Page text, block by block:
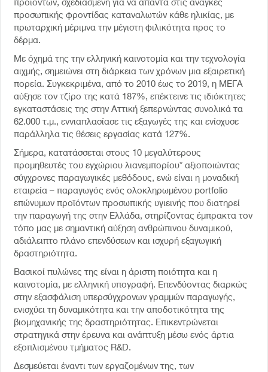
προσωπικής φροντίδας καταναλωτών κάθε ηλικίας, με
πρωταρχική μέριμνα την μέγιστη φιλικότητα προς το
δέρμα.
Με όχημά της την ελληνική καινοτομία και την τεχνολογία
αιχμής, σημειώνει στη διάρκεια των χρόνων μια εξαιρετική
πορεία. Συγκεκριμένα, από το 2010 έως το 2019, η ΜΕΓΑ
αύξησε τον τζίρο της κατά 187%, επέκτεινε τις ιδιόκτητες
εγκαταστάσεις της στην Αττική ξεπερνώντας συνολικά τα
62.000 τ.μ., εννιαπλασίασε τις εξαγωγές της και ενίσχυσε
παράλληλα τις θέσεις εργασίας κατά 127%.
Σήμερα, κατατάσσεται στους 10 μεγαλύτερους
προμηθευτές του εγχώριου λιανεμπορίου* αξιοποιώντας
σύγχρονες παραγωγικές μεθόδους, ενώ είναι η μοναδική
εταιρεία – παραγωγός ενός ολοκληρωμένου portfolio
επώνυμων προϊόντων προσωπικής υγιεινής που διατηρεί
την παραγωγή της στην Ελλάδα, στηρίζοντας έμπρακτα τον
τόπο μας με σημαντική αύξηση ανθρώπινου δυναμικού,
αδιάλειπτο πλάνο επενδύσεων και ισχυρή εξαγωγική
δραστηριότητα.
Βασικοί πυλώνες της είναι η άριστη ποιότητα και η
καινοτομία, με ελληνική υπογραφή. Επενδύοντας διαρκώς
στην εξασφάλιση υπερσύγχρονων γραμμών παραγωγής,
ενισχύει τη δυναμικότητα και την αποδοτικότητα της
βιομηχανικής της δραστηριότητας. Επικεντρώνεται
στρατηγικά στην έρευνα και ανάπτυξη μέσω ενός άρτια
εξοπλισμένου τμήματος R&D.
Δεσμεύεται έναντι των εργαζομένων της, των